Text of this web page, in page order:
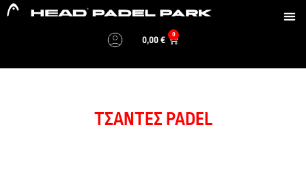
0,00€ 0
ΤΣΆΝΤΕΣ PADEL